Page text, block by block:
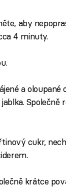
aby
4 minuty.
a oloupané
Společně
cukr,
krátce